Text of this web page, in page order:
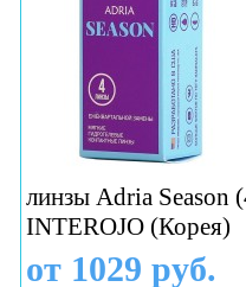
линзы Adria Season
INTEROJO (Корея)
от 1029 руб.